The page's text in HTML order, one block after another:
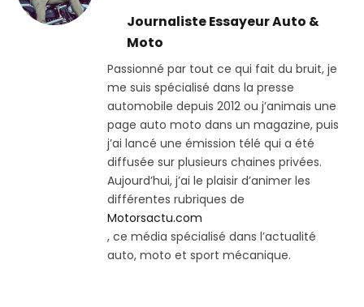
Journaliste Essayeur Auto &
Moto
Passionné par tout ce qui fait du bruit, je
me suis spécialisé dans la presse
automobile depuis 2012 ou j’animais une
page auto moto dans un magazine, puis
j’ai lancé une émission télé qui a été
diffusée sur plusieurs chaines privées.
Aujourd’hui, j’ai le plaisir d’animer les
différentes rubriques de
Motorsactu.com
, ce média spécialisé dans l’actualité
auto, moto et sport mécanique.